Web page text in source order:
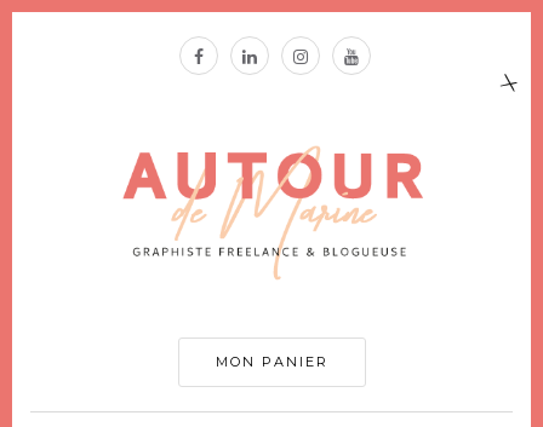
MON PANIER